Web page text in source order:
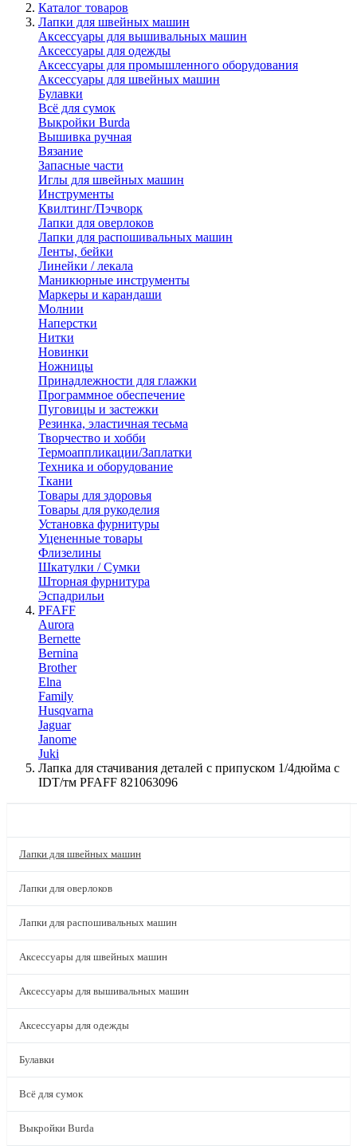
Каталог товаров
Лапки для швейных машин
Аксессуары для вышивальных машин
Аксессуары для одежды
Аксессуары для промышленного оборудования
Аксессуары для швейных машин
Булавки
Всё для сумок
Выкройки Burda
Вышивка ручная
Вязание
Запасные части
Иглы для швейных машин
Инструменты
Квилтинг/Пэчворк
Лапки для оверлоков
Лапки для распошивальных машин
Ленты, бейки
Линейки / лекала
Маникюрные инструменты
Маркеры и карандаши
Молнии
Наперстки
Нитки
Новинки
Ножницы
Принадлежности для глажки
Программное обеспечение
Пуговицы и застежки
Резинка, эластичная тесьма
Творчество и хобби
Термоаппликации/Заплатки
Техника и оборудование
Ткани
Товары для здоровья
Товары для рукоделия
Установка фурнитуры
Уцененные товары
Флизелины
Шкатулки / Сумки
Шторная фурнитура
Эспадрильи
PFAFF
Aurora
Bernette
Bernina
Brother
Elna
Family
Husqvarna
Jaguar
Janome
Juki
Лапка для стачивания деталей с припуском 1/4дюйма с
IDT/тм PFAFF 821063096
Лапки для швейных машин
Лапки для оверлоков
Лапки для распошивальных машин
Аксессуары для швейных машин
Аксессуары для вышивальных машин
Аксессуары для одежды
Булавки
Всё для сумок
Выкройки Burda